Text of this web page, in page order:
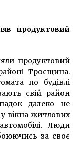
“замінував”
рук вдома:
продуктовий
продуктовий
Троєщина.
по будівлі
свій район
далеко не
вікна житлових
Люди
за своє